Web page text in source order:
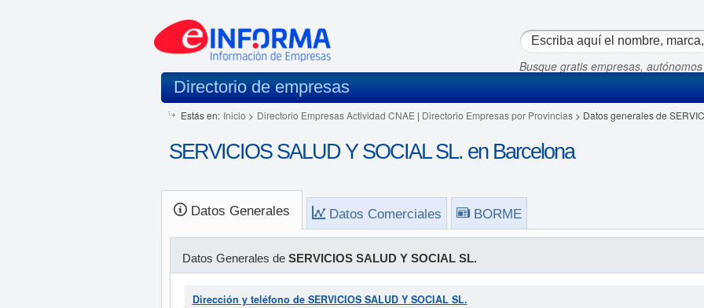
Busque gratis empresas,
Directorio de empresas
Estás en: Inicio > Directorio Empresas Actividad CNAE | Directorio Empresas por Provincias> Datos generales de
SERVICIOS SALUD Y SOCIAL SL. en Barcelona
Datos Generales Datos Comerciales BORME
Datos Generales de SERVICIOS SALUD Y SOCIAL SL.
Dirección y teléfono de SERVICIOS SALUD Y SOCIAL SL.